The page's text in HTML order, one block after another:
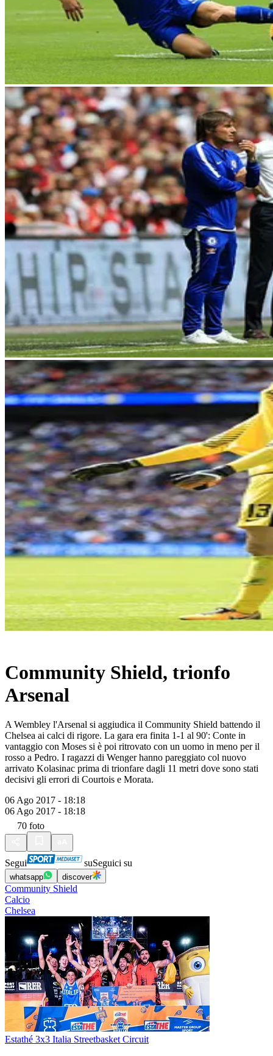
Community Shield, trionfo
Arsenal
A Wembley l'Arsenal si aggiudica il Community Shield battendo il
Chelsea ai calci di rigore. La gara era finita 1-1 al 90': Conte in
vantaggio con Moses si è poi ritrovato con un uomo in meno per il
rosso a Pedro. I ragazzi di Wenger hanno pareggiato col nuovo
arrivato Kolasinac prima di trionfare dagli 11 metri dove sono stati
decisivi gli errori di Courtois e Morata.
06 Ago 2017 - 18:18
06 Ago 2017 - 18:18
70 foto
Segui suSeguici su
whatsapp discover
Community Shield
Calcio
Chelsea
Estathé 3x3 Italia Streetbasket Circuit